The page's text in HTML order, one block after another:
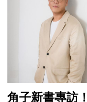
角子新書專訪